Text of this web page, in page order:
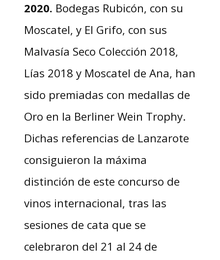
2020. Bodegas Rubicón, con su
Moscatel, y El Grifo, con sus
Malvasía Seco Colección 2018,
Lías 2018 y Moscatel de Ana, han
sido premiadas con medallas de
Oro en la Berliner Wein Trophy.
Dichas referencias de Lanzarote
consiguieron la máxima
distinción de este concurso de
vinos internacional, tras las
sesiones de cata que se
celebraron del 21 al 24 de